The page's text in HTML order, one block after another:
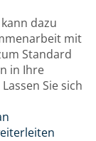
dazu
mit
Standard
in Ihre
Sie sich